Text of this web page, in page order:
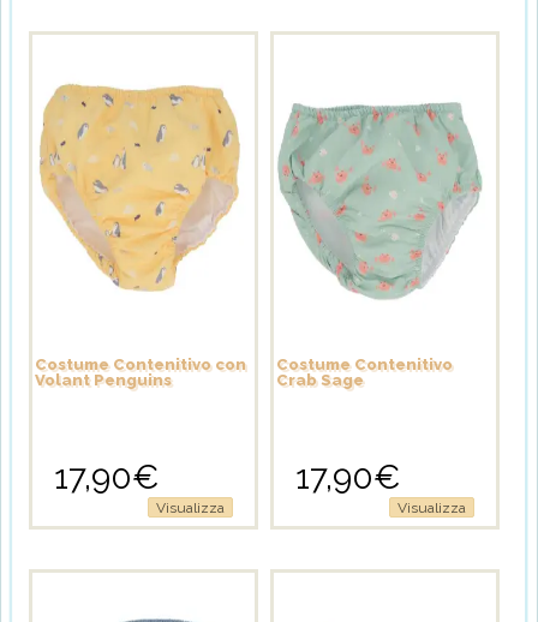
è:
più
opzioni
possono
essere
scelte
nella
pagina
prodotto
Costume Contenitivo con
Volant Penguins
17,90€
Visualizza
prodotto
più
Costume Contenitivo
Crab Sage
17,90€
Visualizza
prodotto
più